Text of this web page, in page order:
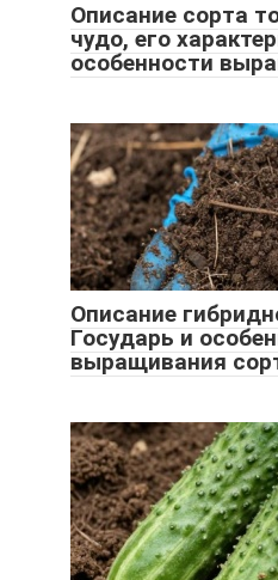
Описание сорта
чудо, его
особенности
Описание
Государь и
выращивания